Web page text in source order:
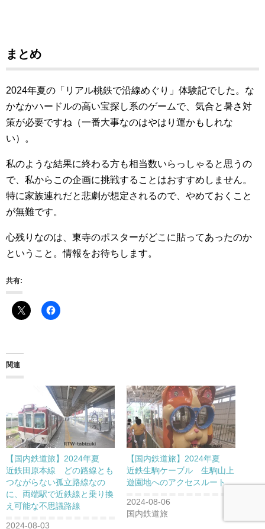
まとめ
2024年夏の「リアル桃鉄で沿線めぐり」体験記でした。な
かなかハードルの高い宝探し系のゲームで、気合と暑さ対
策が必要ですね（一番大事なのはやはり運かもしれな
い）。
私のような結果に終わる方も相当数いらっしゃると思うの
で、私からこの企画に挑戦することはおすすめしません。
特に家族連れだと悲劇が想定されるので、やめておくこと
が無難です。
心残りなのは、東寺のポスターがどこに貼ってあったのか
ということ。情報をお待ちします。
共有:
関連
【国内鉄道旅】2024年夏
近鉄田原本線 どの路線とも
つながらない孤立路線なの
に、両端駅で近鉄線と乗り換
え可能な不思議路線
2024-08-03
【国内鉄道旅】2024年夏
近鉄生駒ケーブル 生駒山上
遊園地へのアクセスルート
2024-08-06
国内鉄道旅